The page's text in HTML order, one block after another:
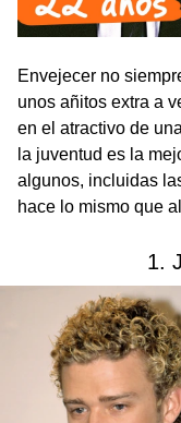
Envejecer no
unos añitos extra a
en el atractivo de
la juventud es la
algunos, incluidas
hace lo mismo que
1.